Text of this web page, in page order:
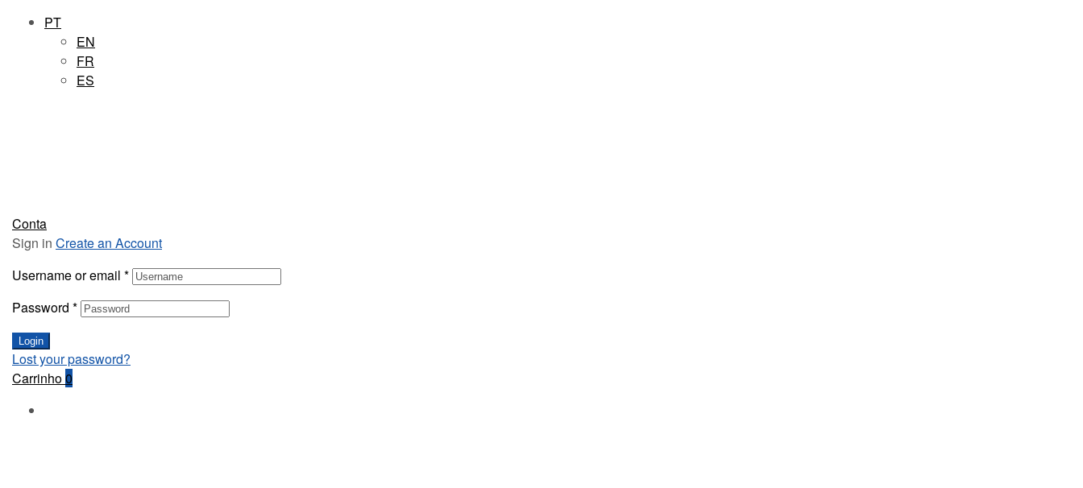
PT
EN
FR
ES
Conta
Sign in Create an Account
Username or email *
Password *
Login
Lost your password?
Carrinho0